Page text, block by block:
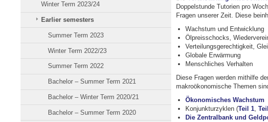
Winter Term 2023/24
Earlier semesters
Summer Term 2023
Winter Term 2022/23
Summer Term 2022
Bachelor – Summer Term 2021
Bachelor – Winter Term 2020/21
Bachelor – Summer Term 2020
Doppelstunde Tutorien pro
Fragen unserer Zeit. Diese
Wachstum und Entwicklung
Ölpreisschocks,
Verteilungsgerechtigkeit,
Globale Erwärmung
Menschliches Verhalten
Diese Fragen werden mithilfe
makroökonomische Themen
Ökonomisches Wachstum
Konjunkturzyklen (Teil 1,
Die Zentralbank und